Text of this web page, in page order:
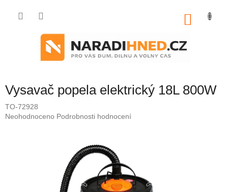
Vysavač popela elektrický 18L 800W
TO-72928
Průměrné
Neohodnoceno Podrobnosti hodnocení